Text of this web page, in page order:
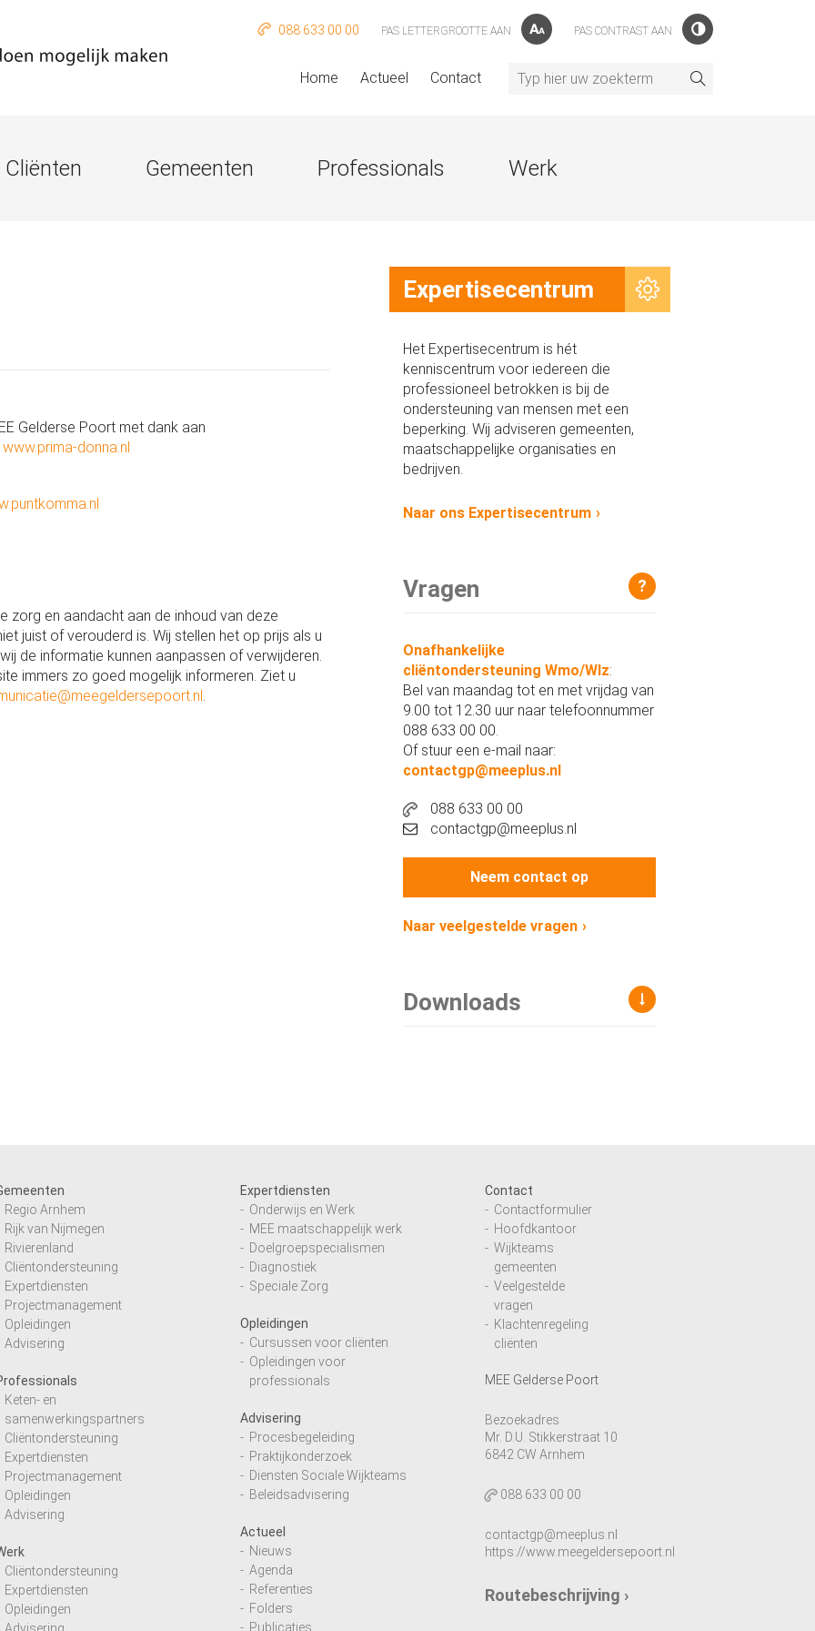
088 633 00 00 PAS LETTERGROOTTE AAN PAS CONTRAST AAN
Home Actueel Contact
Cliënten Gemeenten Professionals Werk
Gelderse Poort met dank aan
www.prima-donna.nl
zorg en aandacht aan de inhoud van deze
juist of verouderd is. Wij stellen het op prijs als u
de informatie kunnen aanpassen of verwijderen.
immers zo goed mogelijk informeren. Ziet u
.
Expertisecentrum
Het Expertisecentrum is hét
kenniscentrum voor iedereen die
professioneel betrokken is bij de
ondersteuning van mensen met een
beperking. Wij adviseren gemeenten,
maatschappelijke organisaties en
bedrijven.
Naar ons Expertisecentrum
Vragen ?
Onafhankelijke
cliëntondersteuning Wmo/Wlz:
Bel van maandag tot en met vrijdag van
9.00 tot 12.30 uur naar telefoonnummer
088 633 00 00.
Of stuur een e-mail naar:
contactgp@meeplus.nl
088 633 00 00
contactgp@meeplus.nl
Neem contact op
Naar veelgestelde vragen
Downloads
Regio Arnhem
Rijk van Nijmegen
Rivierenland
Cliëntondersteuning
Expertdiensten
Projectmanagement
Opleidingen
Advisering
Keten- en
samenwerkingspartners
Cliëntondersteuning
Expertdiensten
Projectmanagement
Opleidingen
Advisering
Cliëntondersteuning
Expertdiensten
Opleidingen
Expertdiensten
Onderwijs en Werk
MEE maatschappelijk werk
Doelgroepspecialismen
Diagnostiek
Speciale Zorg
Opleidingen
Cursussen voor cliënten
Opleidingen voor
professionals
Advisering
Procesbegeleiding
Praktijkonderzoek
Diensten Sociale Wijkteams
Beleidsadvisering
Actueel
Nieuws
Agenda
Referenties
Folders
Publicaties
Contact
Contactformulier
Hoofdkantoor
Wijkteams
gemeenten
Veelgestelde
vragen
Klachtenregeling
cliënten
MEE Gelderse Poort
Bezoekadres
Mr. D.U. Stikkerstraat 10
6842 CW Arnhem
088 633 00 00
contactgp@meeplus.nl
https://www.meegeldersepoort.nl
Routebeschrijving ›